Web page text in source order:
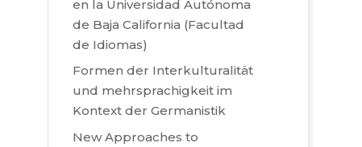
en la Universidad Autónoma
de Baja California (Facultad
de Idiomas)
Formen der Interkulturalität
und mehrsprachigkeit im
Kontext der Germanistik
New Approaches to